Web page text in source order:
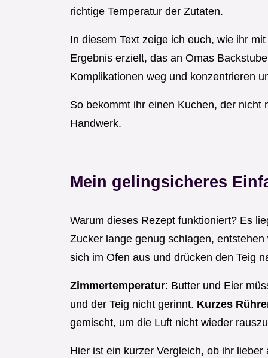
richtige Temperatur der Zutaten.
In diesem Text zeige ich euch, wie ihr
Ergebnis erzielt, das an Omas
Komplikationen weg und konzentrieren
So bekommt ihr einen Kuchen, der
Handwerk.
Mein gelingsicheres
Warum dieses Rezept funktioniert? Es
Zucker lange genug schlagen,
sich im Ofen aus und drücken den Teig
Zimmertemperatur: Butter und Eier
und der Teig nicht gerinnt. Kurzes
gemischt, um die Luft nicht wieder
Hier ist ein kurzer Vergleich, ob ihr